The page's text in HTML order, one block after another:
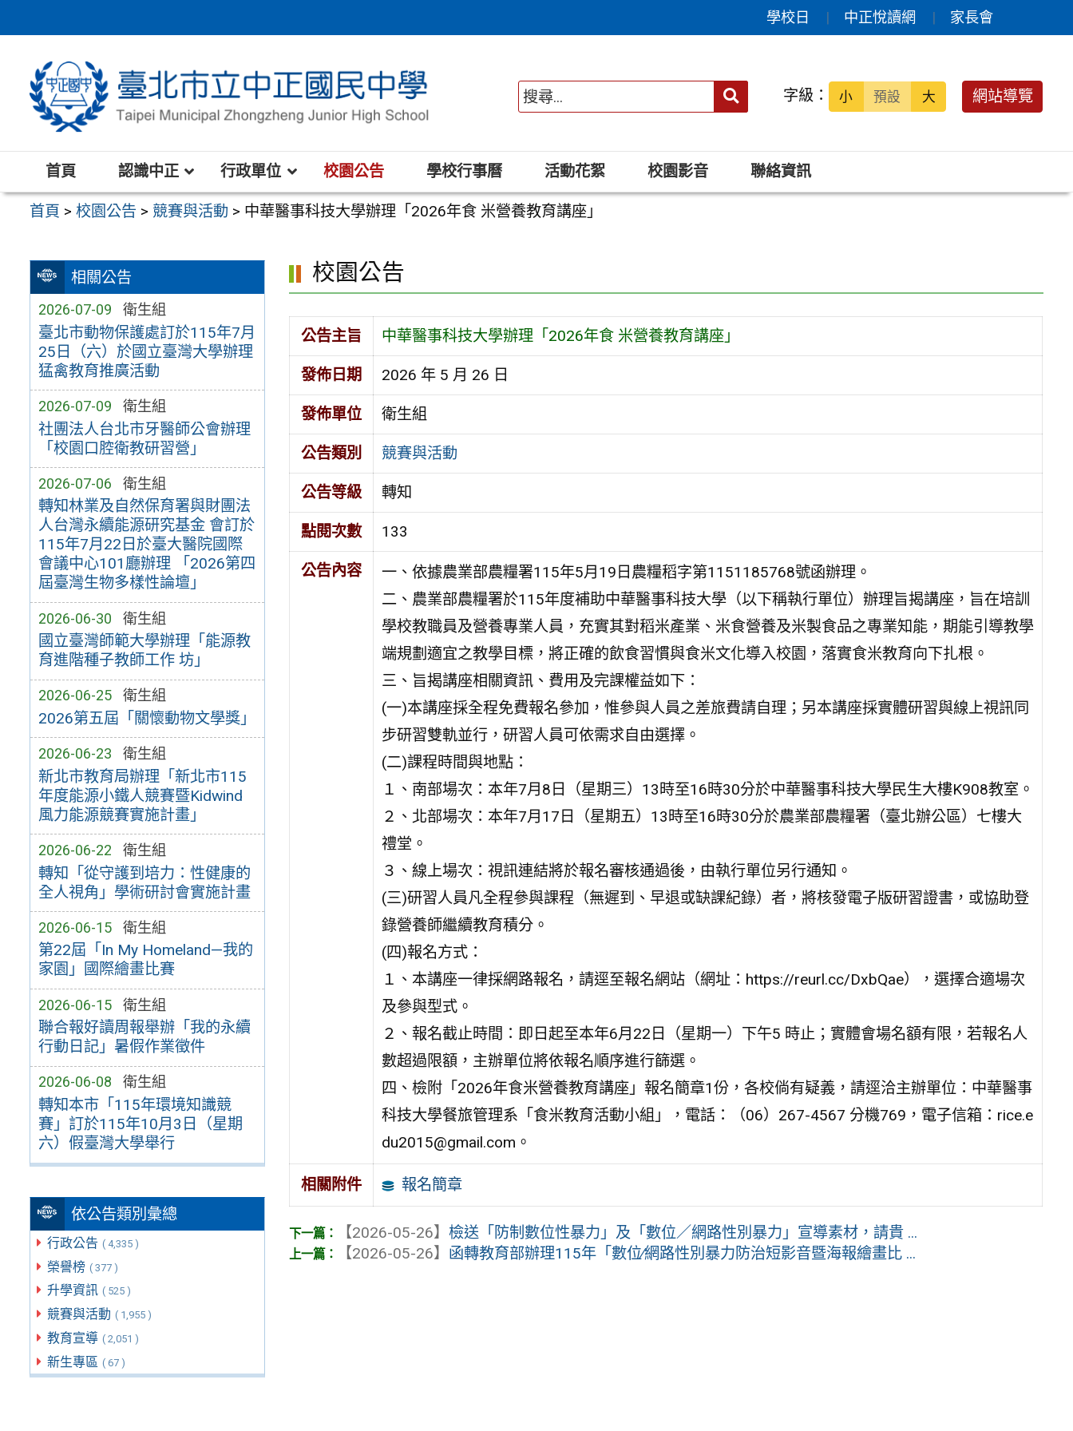
至
區
學校日 中正悅讀網 家長會
送出 字級： 小 預設 大 網站導覽
首頁 認識中正 行政單位 校園公告 學校行事曆 活動花絮 校園影音 聯絡資訊
首頁 >校園公告 > 競賽與活動 > 中華醫事科技大學辦理「2026年食 米營養教育講座」
相關公告
2026-07-09 衛生組
臺北市動物保護處訂於115年7月
25日（六）於國立臺灣大學辦理
猛禽教育推廣活動
2026-07-09 衛生組
社團法人台北市牙醫師公會辦理
「校園口腔衛教研習營」
2026-07-06 衛生組
轉知林業及自然保育署與財團法
人台灣永續能源研究基金 會訂於
115年7月22日於臺大醫院國際
會議中心101廳辦理 「2026第四
屆臺灣生物多樣性論壇」
2026-06-30 衛生組
國立臺灣師範大學辦理「能源教
育進階種子教師工作 坊」
2026-06-25 衛生組
2026第五屆「關懷動物文學獎」
2026-06-23 衛生組
新北市教育局辦理「新北市115
年度能源小鐵人競賽暨Kidwind
風力能源競賽實施計畫」
2026-06-22 衛生組
轉知「從守護到培力：性健康的
全人視角」學術研討會實施計畫
2026-06-15 衛生組
第22屆「In My Homeland—我的
家園」國際繪畫比賽
2026-06-15 衛生組
聯合報好讀周報舉辦「我的永續
行動日記」暑假作業徵件
2026-06-08 衛生組
轉知本市「115年環境知識競
賽」訂於115年10月3日（星期
六）假臺灣大學舉行
依公告類別彙總
行政公告 ( 4,335 )
榮譽榜 ( 377 )
升學資訊 ( 525 )
競賽與活動 ( 1,955 )
教育宣導 ( 2,051 )
新生專區 ( 67 )
校園公告
公告主旨 中華醫事科技大學辦理「2026年食 米營養教育講座」
發佈日期 2026 年 5 月 26 日
發佈單位 衛生組
公告類別 競賽與活動
公告等級 轉知
點閱次數 133
公告內容
一、依據農業部農糧署115年5月19日農糧稻字第1151185768號函辦理。
二、農業部農糧署於115年度補助中華醫事科技大學（以下稱執行單位）辦理旨揭講座，旨在培訓
學校教職員及營養專業人員，充實其對稻米產業、米食營養及米製食品之專業知能，期能引導教學
端規劃適宜之教學目標，將正確的飲食習慣與食米文化導入校園，落實食米教育向下扎根。
三、旨揭講座相關資訊、費用及完課權益如下：
(一)本講座採全程免費報名參加，惟參與人員之差旅費請自理；另本講座採實體研習與線上視訊同
步研習雙軌並行，研習人員可依需求自由選擇。
(二)課程時間與地點：
１、南部場次：本年7月8日（星期三）13時至16時30分於中華醫事科技大學民生大樓K908教室。
２、北部場次：本年7月17日（星期五）13時至16時30分於農業部農糧署（臺北辦公區）七樓大
禮堂。
３、線上場次：視訊連結將於報名審核通過後，由執行單位另行通知。
(三)研習人員凡全程參與課程（無遲到、早退或缺課紀錄）者，將核發電子版研習證書，或協助登
錄營養師繼續教育積分。
(四)報名方式：
１、本講座一律採網路報名，請逕至報名網站（網址：https://reurl.cc/DxbQae），選擇合適場次
及參與型式。
２、報名截止時間：即日起至本年6月22日（星期一）下午5 時止；實體會場名額有限，若報名人
數超過限額，主辦單位將依報名順序進行篩選。
四、檢附「2026年食米營養教育講座」報名簡章1份，各校倘有疑義，請逕洽主辦單位：中華醫事
科技大學餐旅管理系「食米教育活動小組」，電話：（06）267-4567 分機769，電子信箱：rice.e
du2015@gmail.com。
相關附件 報名簡章
【2026-05-26】檢送「防制數位性暴力」及「數位／網路性別暴力」宣導素材，請貴 ...
【2026-05-26】 函轉教育部辦理115年「數位∕網路性別暴力防治短影音暨海報繪畫比 ...